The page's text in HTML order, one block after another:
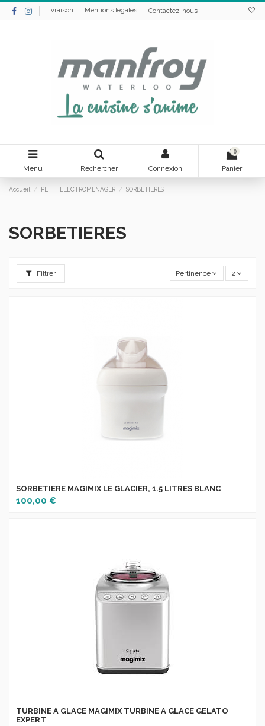
Livraison Mentions légales Contactez-nous
Menu Rechercher Connexion
0
Panier
Accueil PETIT ELECTROMENAGER SORBETIERES
SORBETIERES
Filtrer Pertinence 2
SORBETIERE MAGIMIX LE GLACIER, 1.5 LITRES BLANC
100,00 €
TURBINE A GLACE MAGIMIX TURBINE A GLACE GELATO
EXPERT